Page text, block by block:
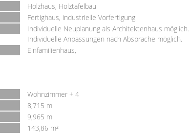
Holzhaus, Holztafelbau
Fertighaus, industrielle Vorfertigung
Individuelle Neuplanung als Architektenhaus möglich.
Individuelle Anpassungen nach Absprache möglich.
Einfamilienhaus,
Wohnzimmer + 4
8,715 m
9,965 m
143,86 m²